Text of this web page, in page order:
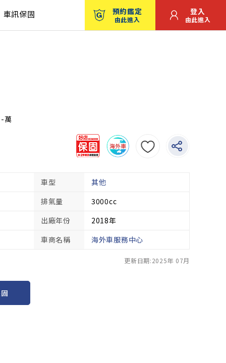
車訊保固 預約鑑定
由此進入
登入
由此進入
-萬
車型
其他
排氣量
3000cc
出廠年份
2018年
車商名稱 海外車服務中心
更新日期:2025年 07月